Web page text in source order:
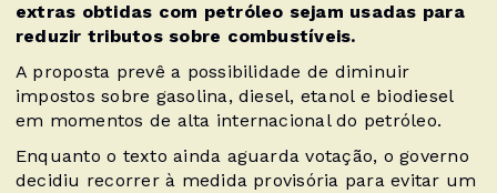
extras obtidas com petróleo sejam usadas para
reduzir tributos sobre combustíveis.
A proposta prevê a possibilidade de diminuir
impostos sobre gasolina, diesel, etanol e biodiesel
em momentos de alta internacional do petróleo.
Enquanto o texto ainda aguarda votação, o governo
decidiu recorrer à medida provisória para evitar um